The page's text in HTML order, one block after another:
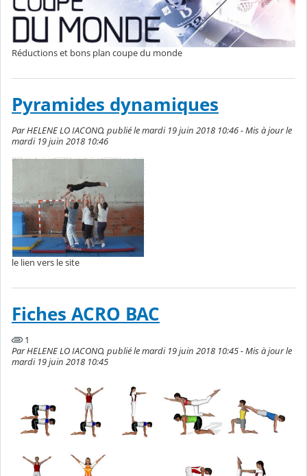
Réductions et bons plan coupe du monde
Pyramides dynamiques
Par HELENE LO IACONO, publié le mardi 19 juin 2018 10:46 - Mis à jour le
mardi 19 juin 2018 10:46
le lien vers le site
Fiches ACRO BAC
1
Par HELENE LO IACONO, publié le mardi 19 juin 2018 10:45 - Mis à jour le
mardi 19 juin 2018 10:45